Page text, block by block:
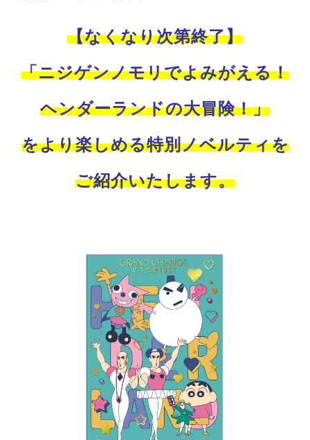
【なくなり次第終了】
「ニジゲンノモリでよみがえる！
ヘンダーランドの大冒険！」
をより楽しめる特別ノベルティを
ご紹介いたします。